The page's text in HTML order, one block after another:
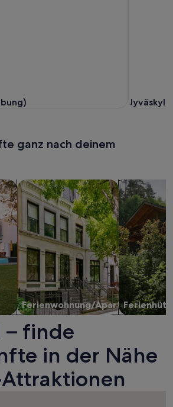
Jyväskylä
Jyväskylä
ganz nach deinem
Ferienwohnung/Apartment
Suche nach Ferienwohnungen oder
Suche nach
– finde
in der Nähe